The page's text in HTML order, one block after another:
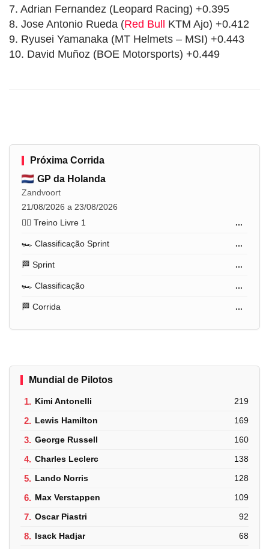
7. Adrian Fernandez (Leopard Racing) +0.395
8. Jose Antonio Rueda (Red Bull KTM Ajo) +0.412
9. Ryusei Yamanaka (MT Helmets – MSI) +0.443
10. David Muñoz (BOE Motorsports) +0.449
Próxima Corrida
GP da Holanda
Zandvoort
21/08/2026 a 23/08/2026
🏋️‍♂️ Treino Livre 1
...
🏎️ Classificação Sprint ...
🏁 Sprint ...
🏎️ Classificação ...
🏁 Corrida ...
Mundial de Pilotos
1. Kimi Antonelli 219
2. Lewis Hamilton 169
3. George Russell 160
4. Charles Leclerc 138
5. Lando Norris 128
6. Max Verstappen 109
7. Oscar Piastri 92
8. Isack Hadjar 68